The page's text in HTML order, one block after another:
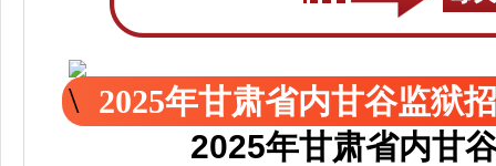
2025年甘肃省内甘谷监狱
2025年甘肃省内甘